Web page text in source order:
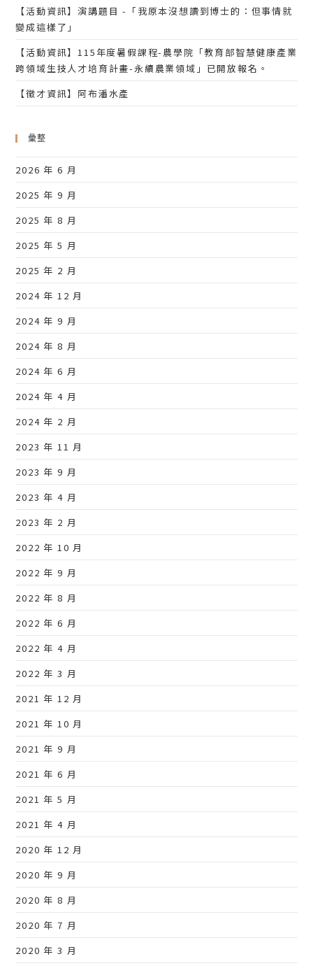
【活動資訊】演講題目 -「我原本沒想讀到博士的：但事情就
變成這樣了」
【活動資訊】115年度暑假課程-農學院「教育部智慧健康產業
跨領域生技人才培育計畫-永續農業領域」已開放報名。
【徵才資訊】阿布潘水產
彙整
2026 年 6 月
2025 年 9 月
2025 年 8 月
2025 年 5 月
2025 年 2 月
2024 年 12 月
2024 年 9 月
2024 年 8 月
2024 年 6 月
2024 年 4 月
2024 年 2 月
2023 年 11 月
2023 年 9 月
2023 年 4 月
2023 年 2 月
2022 年 10 月
2022 年 9 月
2022 年 8 月
2022 年 6 月
2022 年 4 月
2022 年 3 月
2021 年 12 月
2021 年 10 月
2021 年 9 月
2021 年 6 月
2021 年 5 月
2021 年 4 月
2020 年 12 月
2020 年 9 月
2020 年 8 月
2020 年 7 月
2020 年 3 月